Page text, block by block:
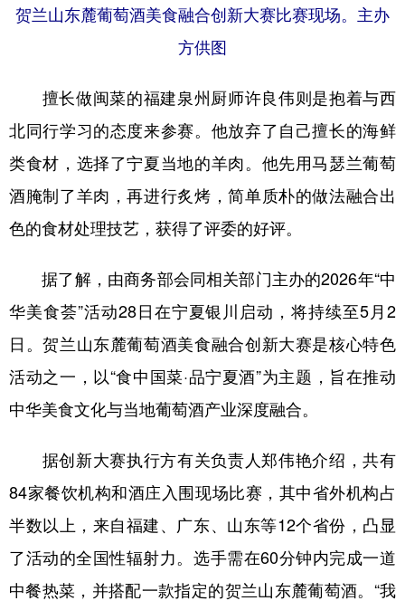
贺兰山东麓葡萄酒美食融合创新大赛比赛现场。主办
方供图
擅长做闽菜的福建泉州厨师许良伟则是抱着与西
北同行学习的态度来参赛。他放弃了自己擅长的海鲜
类食材，选择了宁夏当地的羊肉。他先用马瑟兰葡萄
酒腌制了羊肉，再进行炙烤，简单质朴的做法融合出
色的食材处理技艺，获得了评委的好评。
据了解，由商务部会同相关部门主办的2026年“中
华美食荟”活动28日在宁夏银川启动，将持续至5月2
日。贺兰山东麓葡萄酒美食融合创新大赛是核心特色
活动之一，以“食中国菜·品宁夏酒”为主题，旨在推动
中华美食文化与当地葡萄酒产业深度融合。
据创新大赛执行方有关负责人郑伟艳介绍，共有
84家餐饮机构和酒庄入围现场比赛，其中省外机构占
半数以上，来自福建、广东、山东等12个省份，凸显
了活动的全国性辐射力。选手需在60分钟内完成一道
中餐热菜，并搭配一款指定的贺兰山东麓葡萄酒。“我